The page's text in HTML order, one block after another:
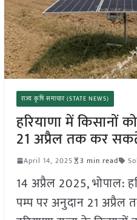
राज्य कृषि समाचार (STATE NEWS)
हरियाणा में किसानों
21 अप्रैल तक कर
April 14, 2025 3 min read
14 अप्रैल 2025, भोपाल:
पम्प पर अनुदान 21